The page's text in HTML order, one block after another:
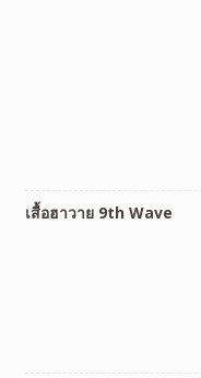
เสื้อฮาวาย 9th Wave